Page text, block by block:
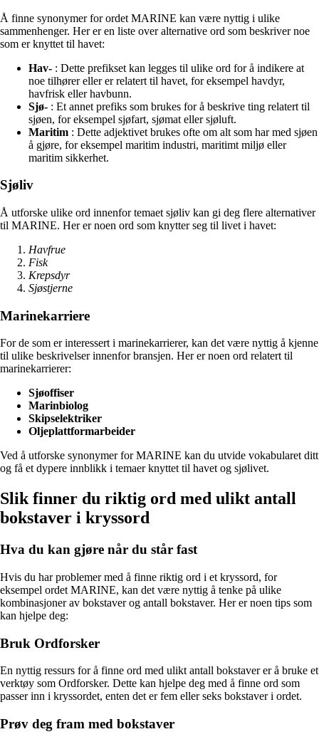
Å finne synonymer for ordet MARINE kan være nyttig i ulike
sammenhenger. Her er en liste over alternative ord som beskriver noe
som er knyttet til havet:
Hav- : Dette prefikset kan legges til ulike ord for å indikere at
noe tilhører eller er relatert til havet, for eksempel havdyr,
havfrisk eller havbunn.
Sjø- : Et annet prefiks som brukes for å beskrive ting relatert til
sjøen, for eksempel sjøfart, sjømat eller sjøluft.
Maritim : Dette adjektivet brukes ofte om alt som har med sjøen
å gjøre, for eksempel maritim industri, maritimt miljø eller
maritim sikkerhet.
Sjøliv
Å utforske ulike ord innenfor temaet sjøliv kan gi deg flere alternativer
til MARINE. Her er noen ord som knytter seg til livet i havet:
Havfrue
Fisk
Krepsdyr
Sjøstjerne
Marinekarriere
For de som er interessert i marinekarrierer, kan det være nyttig å kjenne
til ulike beskrivelser innenfor bransjen. Her er noen ord relatert til
marinekarrierer:
Sjøoffiser
Marinbiolog
Skipselektriker
Oljeplattformarbeider
Ved å utforske synonymer for MARINE kan du utvide vokabularet ditt
og få et dypere innblikk i temaer knyttet til havet og sjølivet.
Slik finner du riktig ord med ulikt antall
bokstaver i kryssord
Hva du kan gjøre når du står fast
Hvis du har problemer med å finne riktig ord i et kryssord, for
eksempel ordet MARINE, kan det være nyttig å tenke på ulike
kombinasjoner av bokstaver og antall bokstaver. Her er noen tips som
kan hjelpe deg:
Bruk Ordforsker
En nyttig ressurs for å finne ord med ulikt antall bokstaver er å bruke et
verktøy som Ordforsker. Dette kan hjelpe deg med å finne ord som
passer inn i kryssordet, enten det er fem eller seks bokstaver i ordet.
Prøv deg fram med bokstaver